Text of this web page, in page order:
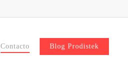
Contacto Blog Prodistek